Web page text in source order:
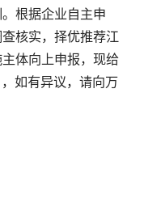
根据企业自主申
核实，择优推荐江
体向上申报，现给
如有异议，请向万